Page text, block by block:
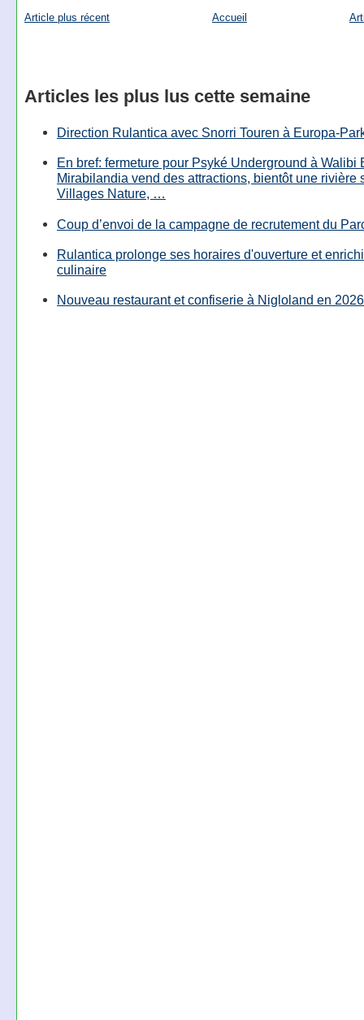
Article plus récent Accueil
Articles les plus lus cette semaine
Direction Rulantica avec Snorri Touren à Europa-
En bref: fermeture pour Psyké Underground à Walibi
Mirabilandia vend des attractions, bientôt une rivière
Villages Nature, …
Coup d’envoi de la campagne de recrutement du
Rulantica prolonge ses horaires d'ouverture et
culinaire
Nouveau restaurant et confiserie à Nigloland en 2026